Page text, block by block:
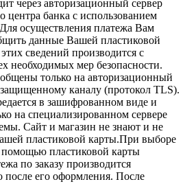
через авторизационный сервер
центра банка с использованием
осуществления платежа Вам
данные Вашей пластиковой
сведений производится с
необходимых мер безопасности.
только на авторизационный
каналу (протокол TLS).
в зашифрованном виде и
на специализированном сервере
Сайт и магазин не знают и не
пластиковой карты.При выборе
пластиковой карты
по заказу производится
после его оформления. После